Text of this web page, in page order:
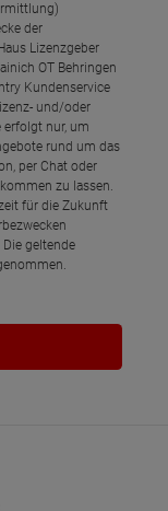
der
Lizenzgeber
OT Behringen
Kundenservice
und/oder
erfolgt nur, um
rund um das
per Chat oder
zu lassen.
für die Zukunft
geltende